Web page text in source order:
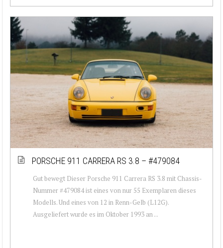
PORSCHE 911 CARRERA RS 3.8 – #479084
Gut bewegt Dieser Porsche 911 Carrera RS 3.8 mit Chassis-
Nummer #479084 ist eines von nur 55 Exemplaren dieses
Modells. Und eines von 12 in Renn-Gelb (L12G).
Ausgeliefert wurde es im Oktober 1993 an ...